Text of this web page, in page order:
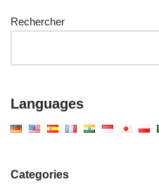
Rechercher
Languages
Categories